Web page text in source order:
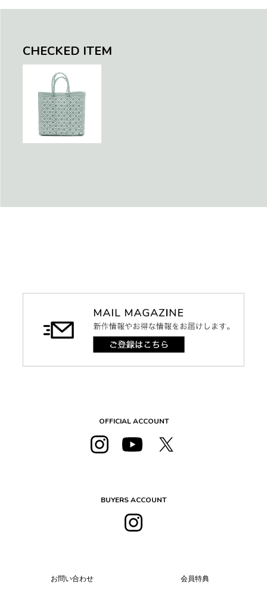
CHECKED ITEM
OFFICIAL ACCOUNT
BUYERS ACCOUNT
お問い合わせ 会員特典